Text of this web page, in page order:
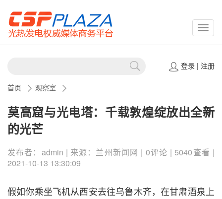
登录| 注册
首页 观察室
莫高窟与光电塔：千载敦煌绽放出全新
的光芒
发布者：admin | 来源：兰州新闻网 | 0评论 | 5040查看 |
2021-10-13 13:30:09
假如你乘坐飞机从西安去往乌鲁木齐，在甘肃酒泉上